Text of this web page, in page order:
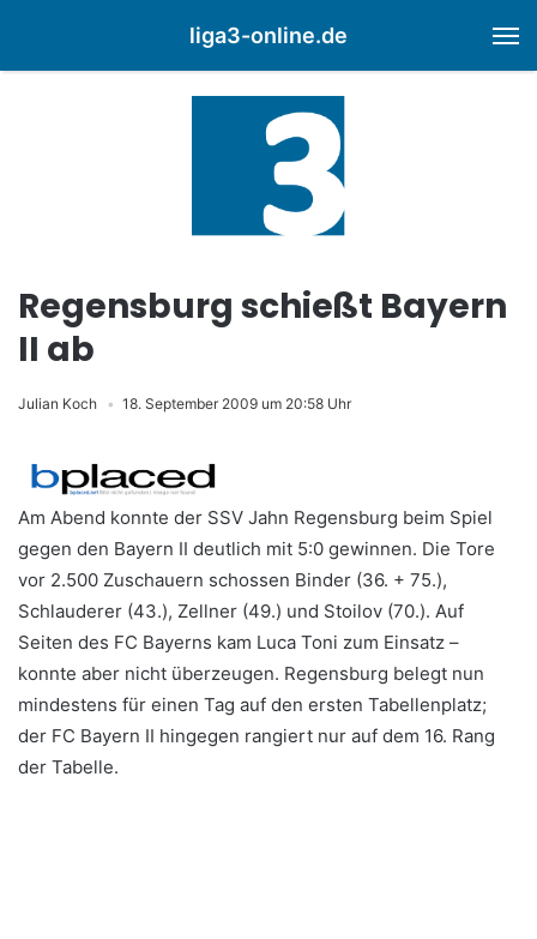
liga3-online.de
Regensburg schießt Bayern
II ab
Julian Koch 18. September 2009 um 20:58 Uhr
Am Abend konnte der SSV Jahn Regensburg beim Spiel
gegen den Bayern II deutlich mit 5:0 gewinnen. Die Tore
vor 2.500 Zuschauern schossen Binder (36. + 75.),
Schlauderer (43.), Zellner (49.) und Stoilov (70.). Auf
Seiten des FC Bayerns kam Luca Toni zum Einsatz –
konnte aber nicht überzeugen. Regensburg belegt nun
mindestens für einen Tag auf den ersten Tabellenplatz;
der FC Bayern II hingegen rangiert nur auf dem 16. Rang
der Tabelle.